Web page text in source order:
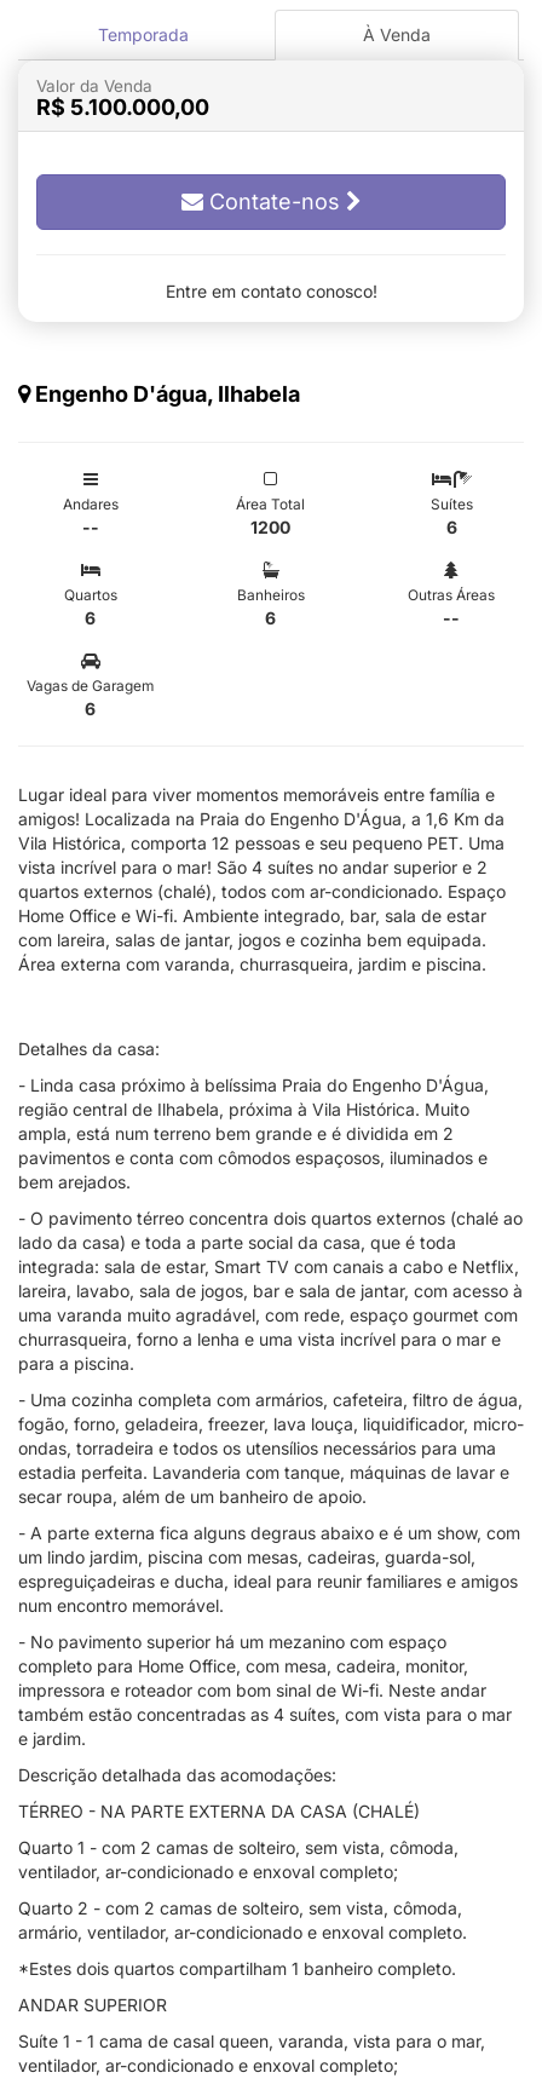
Engenho D'água, Ilhabela
Andares
--
Área Total
1200
Suítes
6
Quartos
6
Banheiros
6
Outras Áreas
--
Vagas de Garagem
6
Lugar ideal para viver momentos memoráveis entre família e
amigos! Localizada na Praia do Engenho D'Água, a 1,6 Km da
Vila Histórica, comporta 12 pessoas e seu pequeno PET. Uma
vista incrível para o mar! São 4 suítes no andar superior e 2
quartos externos (chalé), todos com ar-condicionado. Espaço
Home Office e Wi-fi. Ambiente integrado, bar, sala de estar
com lareira, salas de jantar, jogos e cozinha bem equipada.
Área externa com varanda, churrasqueira, jardim e piscina.
Detalhes da casa:
- Linda casa próximo à belíssima Praia do Engenho D'Água,
região central de Ilhabela, próxima à Vila Histórica. Muito
ampla, está num terreno bem grande e é dividida em 2
pavimentos e conta com cômodos espaçosos, iluminados e
bem arejados.
- O pavimento térreo concentra dois quartos externos (chalé ao
lado da casa) e toda a parte social da casa, que é toda
integrada: sala de estar, Smart TV com canais a cabo e Netflix,
lareira, lavabo, sala de jogos, bar e sala de jantar, com acesso à
uma varanda muito agradável, com rede, espaço gourmet com
churrasqueira, forno a lenha e uma vista incrível para o mar e
para a piscina.
- Uma cozinha completa com armários, cafeteira, filtro de água,
fogão, forno, geladeira, freezer, lava louça, liquidificador, micro-
ondas, torradeira e todos os utensílios necessários para uma
estadia perfeita. Lavanderia com tanque, máquinas de lavar e
secar roupa, além de um banheiro de apoio.
- A parte externa fica alguns degraus abaixo e é um show, com
um lindo jardim, piscina com mesas, cadeiras, guarda-sol,
espreguiçadeiras e ducha, ideal para reunir familiares e amigos
num encontro memorável.
- No pavimento superior há um mezanino com espaço
completo para Home Office, com mesa, cadeira, monitor,
impressora e roteador com bom sinal de Wi-fi. Neste andar
também estão concentradas as 4 suítes, com vista para o mar
e jardim.
Descrição detalhada das acomodações:
TÉRREO - NA PARTE EXTERNA DA CASA (CHALÉ)
Quarto 1 - com 2 camas de solteiro, sem vista, cômoda,
ventilador, ar-condicionado e enxoval completo;
Quarto 2 - com 2 camas de solteiro, sem vista, cômoda,
armário, ventilador, ar-condicionado e enxoval completo.
*Estes dois quartos compartilham 1 banheiro completo.
ANDAR SUPERIOR
Suíte 1 - 1 cama de casal queen, varanda, vista para o mar,
ventilador, ar-condicionado e enxoval completo;
Temporada À Venda
Valor da Venda
R$ 5.100.000,00
Contate-nos
Entre em contato conosco!